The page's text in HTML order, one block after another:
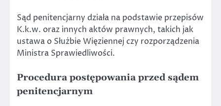
Sąd penitencjarny działa na podstawie przepisów
K.k.w. oraz innych aktów prawnych, takich jak
ustawa o Służbie Więziennej czy rozporządzenia
Ministra Sprawiedliwości.
Procedura postępowania przed sądem
penitencjarnym